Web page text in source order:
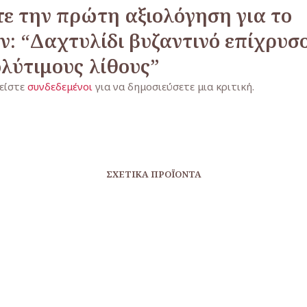
την πρώτη αξιολόγηση για το
“Δαχτυλίδι βυζαντινό
λίθους”
συνδεδεμένοι για να δημοσιεύσετε μια κριτική.
ΣΧΕΤΙΚΆ ΠΡΟΪΌΝΤΑ